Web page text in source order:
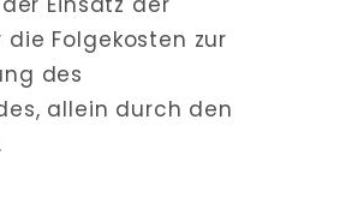
die Folgekosten zur
des
allein durch den